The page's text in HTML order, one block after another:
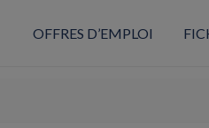
OFFRES D’EMPLOI